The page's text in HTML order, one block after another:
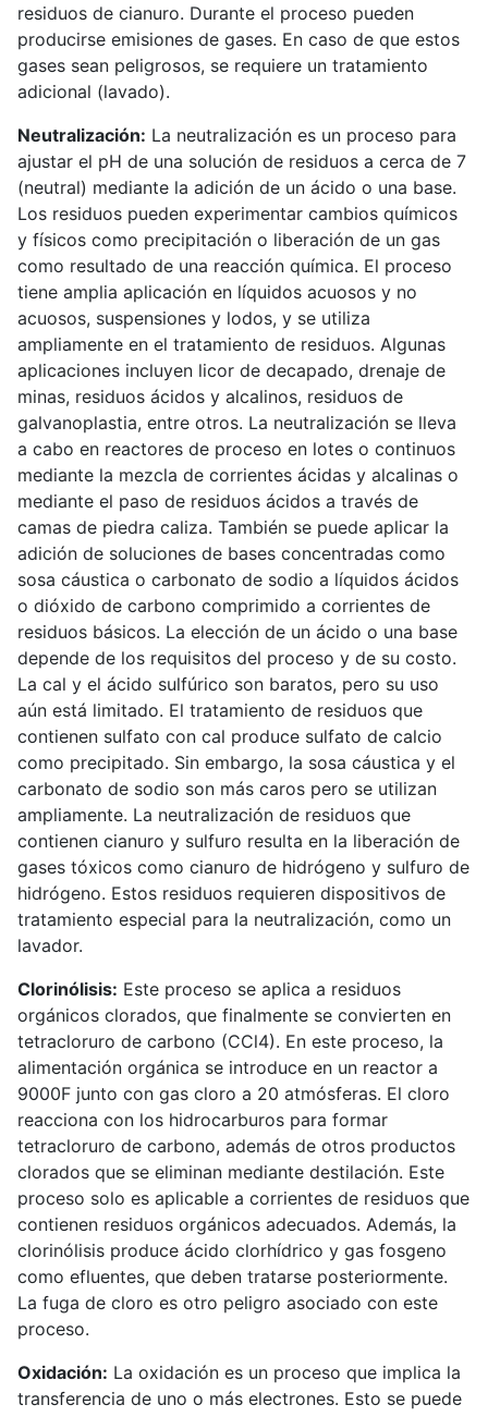
residuos de cianuro. Durante el proceso pueden
producirse emisiones de gases. En caso de que estos
gases sean peligrosos, se requiere un tratamiento
adicional (lavado).
Neutralización: La neutralización es un proceso para
ajustar el pH de una solución de residuos a cerca de 7
(neutral) mediante la adición de un ácido o una base.
Los residuos pueden experimentar cambios químicos
y físicos como precipitación o liberación de un gas
como resultado de una reacción química. El proceso
tiene amplia aplicación en líquidos acuosos y no
acuosos, suspensiones y lodos, y se utiliza
ampliamente en el tratamiento de residuos. Algunas
aplicaciones incluyen licor de decapado, drenaje de
minas, residuos ácidos y alcalinos, residuos de
galvanoplastia, entre otros. La neutralización se lleva
a cabo en reactores de proceso en lotes o continuos
mediante la mezcla de corrientes ácidas y alcalinas o
mediante el paso de residuos ácidos a través de
camas de piedra caliza. También se puede aplicar la
adición de soluciones de bases concentradas como
sosa cáustica o carbonato de sodio a líquidos ácidos
o dióxido de carbono comprimido a corrientes de
residuos básicos. La elección de un ácido o una base
depende de los requisitos del proceso y de su costo.
La cal y el ácido sulfúrico son baratos, pero su uso
aún está limitado. El tratamiento de residuos que
contienen sulfato con cal produce sulfato de calcio
como precipitado. Sin embargo, la sosa cáustica y el
carbonato de sodio son más caros pero se utilizan
ampliamente. La neutralización de residuos que
contienen cianuro y sulfuro resulta en la liberación de
gases tóxicos como cianuro de hidrógeno y sulfuro de
hidrógeno. Estos residuos requieren dispositivos de
tratamiento especial para la neutralización, como un
lavador.
Clorinólisis: Este proceso se aplica a residuos
orgánicos clorados, que finalmente se convierten en
tetracloruro de carbono (CCl4). En este proceso, la
alimentación orgánica se introduce en un reactor a
9000F junto con gas cloro a 20 atmósferas. El cloro
reacciona con los hidrocarburos para formar
tetracloruro de carbono, además de otros productos
clorados que se eliminan mediante destilación. Este
proceso solo es aplicable a corrientes de residuos que
contienen residuos orgánicos adecuados. Además, la
clorinólisis produce ácido clorhídrico y gas fosgeno
como efluentes, que deben tratarse posteriormente.
La fuga de cloro es otro peligro asociado con este
proceso.
Oxidación: La oxidación es un proceso que implica la
transferencia de uno o más electrones. Esto se puede